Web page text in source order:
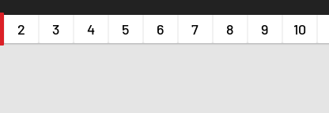
Takdirine Sunuldu